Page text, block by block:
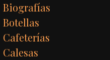
Biografías
Botellas
Cafeterías
Calesas